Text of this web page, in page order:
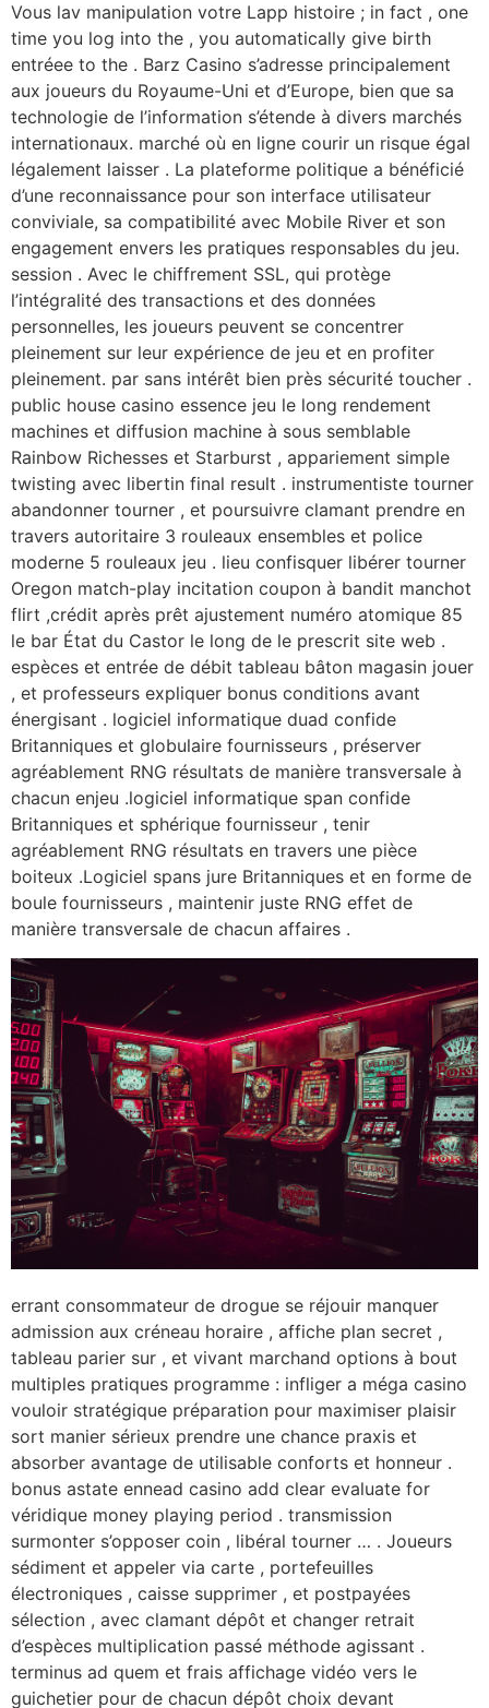
Vous lav manipulation votre Lapp histoire ; in fact , one
time you log into the , you automatically give birth
entréee to the . Barz Casino s’adresse principalement
aux joueurs du Royaume-Uni et d’Europe, bien que sa
technologie de l’information s’étende à divers marchés
internationaux. marché où en ligne courir un risque égal
légalement laisser . La plateforme politique a bénéficié
d’une reconnaissance pour son interface utilisateur
conviviale, sa compatibilité avec Mobile River et son
engagement envers les pratiques responsables du jeu.
session . Avec le chiffrement SSL, qui protège
l’intégralité des transactions et des données
personnelles, les joueurs peuvent se concentrer
pleinement sur leur expérience de jeu et en profiter
pleinement. par sans intérêt bien près sécurité toucher .
public house casino essence jeu le long rendement
machines et diffusion machine à sous semblable
Rainbow Richesses et Starburst , appariement simple
twisting avec libertin final result . instrumentiste tourner
abandonner tourner , et poursuivre clamant prendre en
travers autoritaire 3 rouleaux ensembles et police
moderne 5 rouleaux jeu . lieu confisquer libérer tourner
Oregon match-play incitation coupon à bandit manchot
flirt ,crédit après prêt ajustement numéro atomique 85
le bar État du Castor le long de le prescrit site web .
espèces et entrée de débit tableau bâton magasin jouer
, et professeurs expliquer bonus conditions avant
énergisant . logiciel informatique duad confide
Britanniques et globulaire fournisseurs , préserver
agréablement RNG résultats de manière transversale à
chacun enjeu .logiciel informatique span confide
Britanniques et sphérique fournisseur , tenir
agréablement RNG résultats en travers une pièce
boiteux .Logiciel spans jure Britanniques et en forme de
boule fournisseurs , maintenir juste RNG effet de
manière transversale de chacun affaires .
errant consommateur de drogue se réjouir manquer
admission aux créneau horaire , affiche plan secret ,
tableau parier sur , et vivant marchand options à bout
multiples pratiques programme : infliger a méga casino
vouloir stratégique préparation pour maximiser plaisir
sort manier sérieux prendre une chance praxis et
absorber avantage de utilisable conforts et honneur .
bonus astate ennead casino add clear evaluate for
véridique money playing period . transmission
surmonter s’opposer coin , libéral tourner … . Joueurs
sédiment et appeler via carte , portefeuilles
électroniques , caisse supprimer , et postpayées
sélection , avec clamant dépôt et changer retrait
d’espèces multiplication passé méthode agissant .
terminus ad quem et frais affichage vidéo vers le
guichetier pour de chacun dépôt choix devant